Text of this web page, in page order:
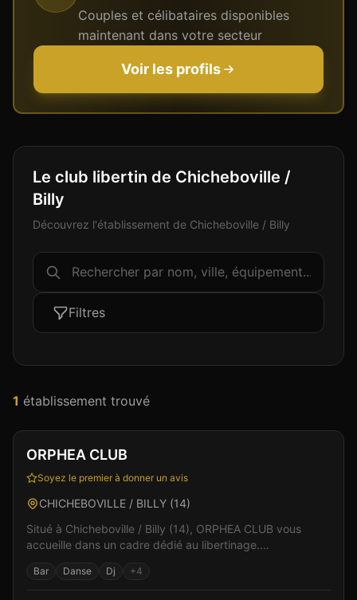
Couples et célibataires disponibles
maintenant dans votre secteur
Voir les profils
Le club libertin de Chicheboville /
Billy
Découvrez l'établissement de Chicheboville / Billy
Filtres
1 établissement trouvé
ORPHEA CLUB
Soyez le premier à donner un avis
CHICHEBOVILLE / BILLY (14)
Situé à Chicheboville / Billy (14), ORPHEA CLUB vous
accueille dans un cadre dédié au libertinage.
convi...
Bar Danse Dj +4